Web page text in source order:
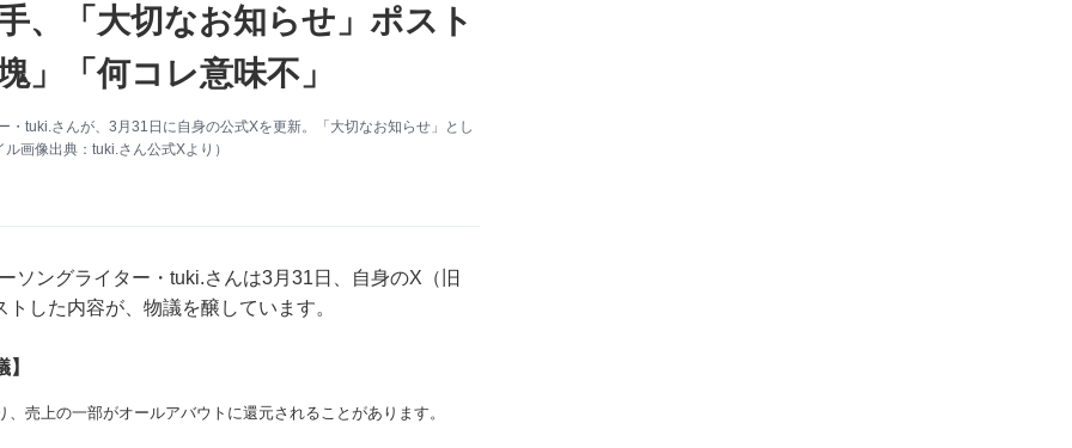
、「大切なお知らせ」ポスト
」「何コレ意味不」
tuki.さんが、3月31日に自身の公式Xを更新。「大切なお知らせ」とし
画像出典：tuki.さん公式Xより）
ソングライター・tuki.さんは3月31日、自身のX（旧
した内容が、物議を醸しています。
売上の一部がオールアバウトに還元されることがあります。